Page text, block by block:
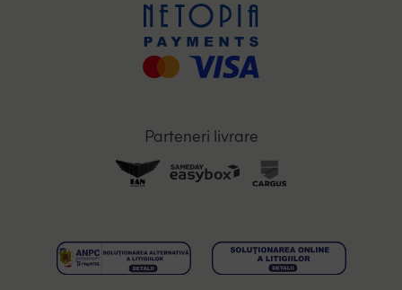
Parteneri livrare